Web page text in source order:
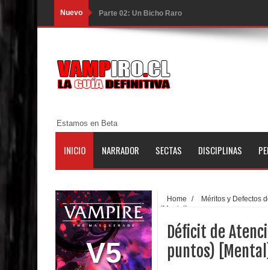
Nuevo Parte 02: Un Bicho Raro
Parte 01: Una Misión de Locos
Parte 03: Forastero en Tierra Muerta
Parte 10: El Secreto
Parte 06: El Trato con los Muertos
Parte 05: Sitiados
Parte 04: Se Descubre el Pastel
Parte 03: Una Piraña en el Bidé
Estamos en Beta
INICIO NARRADOR SECTAS DISCIPLINAS
V5
Home / Méritos y Defectos
[Mental]
Déficit de
puntos) [Mental]